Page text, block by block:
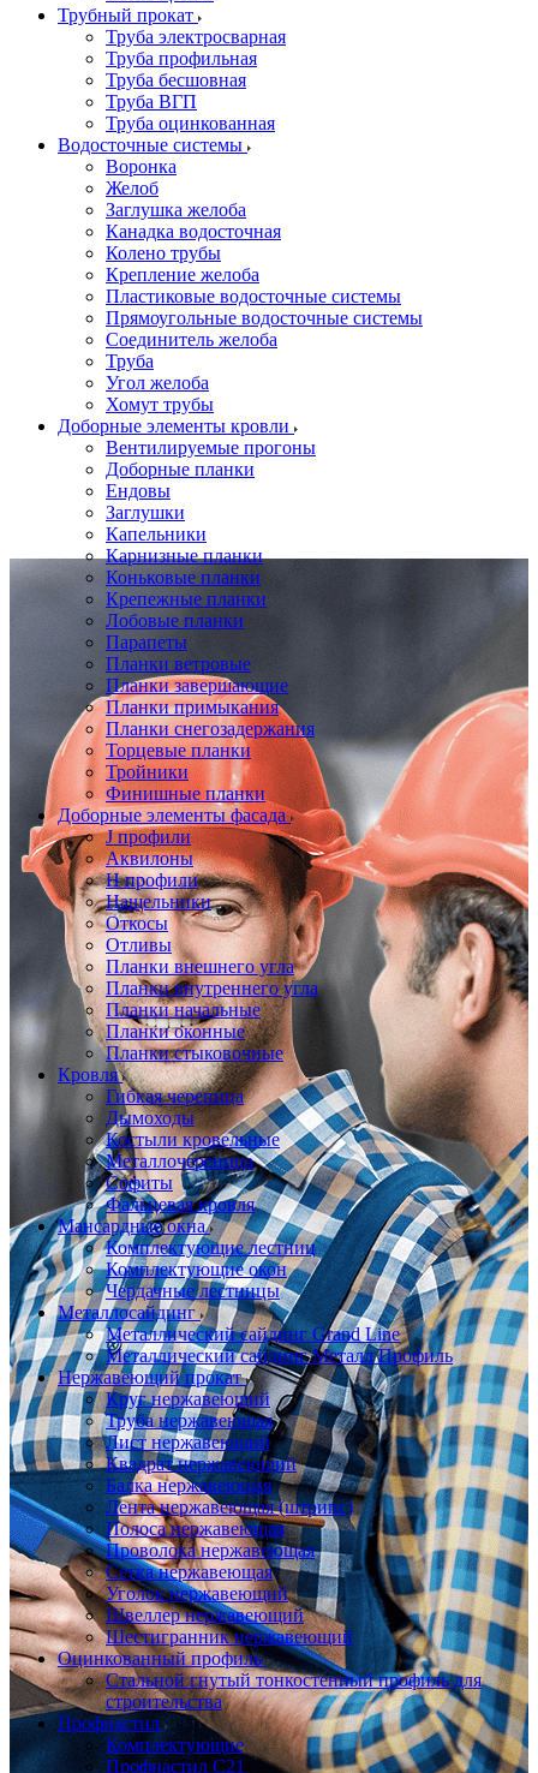
Трубный прокат
Труба электросварная
Труба профильная
Труба бесшовная
Труба ВГП
Труба оцинкованная
Водосточные системы
Воронка
Желоб
Заглушка желоба
Канадка водосточная
Колено трубы
Крепление желоба
Пластиковые водосточные системы
Прямоугольные водосточные системы
Соединитель желоба
Труба
Угол желоба
Хомут трубы
Доборные элементы кровли
Вентилируемые прогоны
Доборные планки
Ендовы
Заглушки
Капельники
Карнизные планки
Коньковые планки
Крепежные планки
Лобовые планки
Парапеты
Планки ветровые
Планки завершающие
Планки примыкания
Планки снегозадержания
Торцевые планки
Тройники
Финишные планки
Доборные элементы фасада
J профили
Аквилоны
Н профили
Нащельники
Откосы
Отливы
Планки внешнего угла
Планки внутреннего угла
Планки начальные
Планки оконные
Планки стыковочные
Кровля
Гибкая черепица
Дымоходы
Костыли кровельные
Металлочерепица
Софиты
Фальцевая кровля
Мансардные окна
Комплектующие лестниц
Комплектующие окон
Чердачные лестницы
Металлосайдинг
Металлический сайдинг Grand Line
Металлический сайдинг Металл Профиль
Нержавеющий прокат
Круг нержавеющий
Труба нержавеющая
Лист нержавеющий
Квадрат нержавеющий
Балка нержавеющая
Лента нержавеющая (штрипс)
Полоса нержавеющая
Проволока нержавеющая
Сетка нержавеющая
Уголок нержавеющий
Швеллер нержавеющий
Шестигранник нержавеющий
Оцинкованный профиль
Стальной гнутый тонкостенный профиль для
строительства
Профнастил
Комплектующие
Профнастил C21